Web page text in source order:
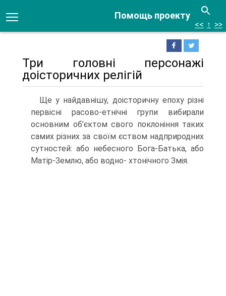
Помощь проекту
<< ↑ >>
Три головні персонажі
доісторичних релігій
Ще у найдавнішу, доісторичну епоху різні
первісні расово-етнічні групи виби­рали
основним об’єктом свого поклоніння таких
самих різних за своїм єством надприродних
сутностей: або небесного Бога-Батька, або
Матір-Землю, або водно- хтонічного Змія.